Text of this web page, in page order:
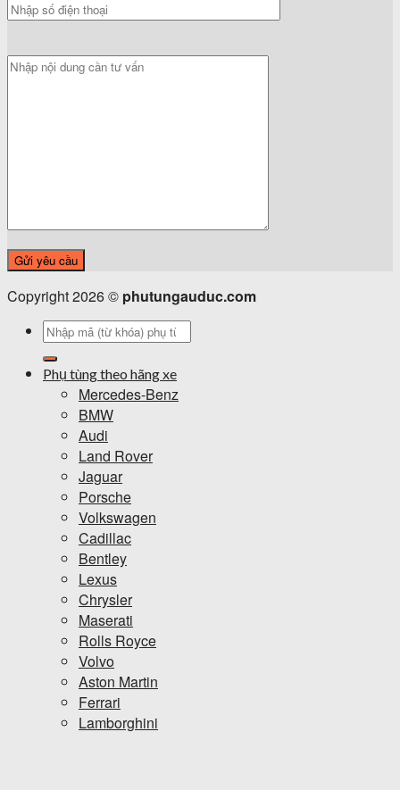
Copyright 2026 © phutungauduc.com
Tìm
Phụ tùng theo hãng xe
Mercedes-Benz
BMW
Audi
Land Rover
Jaguar
Porsche
Volkswagen
Cadillac
Bentley
Lexus
Chrysler
Maserati
Rolls Royce
Volvo
Aston Martin
Ferrari
Lamborghini